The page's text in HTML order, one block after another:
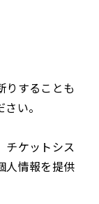
りすることも
い。
チケットシス
人情報を提供